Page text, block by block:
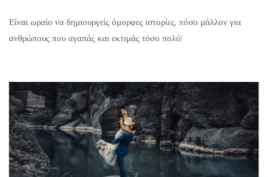
Είναι ωραίο να δημιουργείς όμορφες ιστορίες, πόσο μάλλον για
ανθρώπους που αγαπάς και εκτιμάς τόσο πολύ!